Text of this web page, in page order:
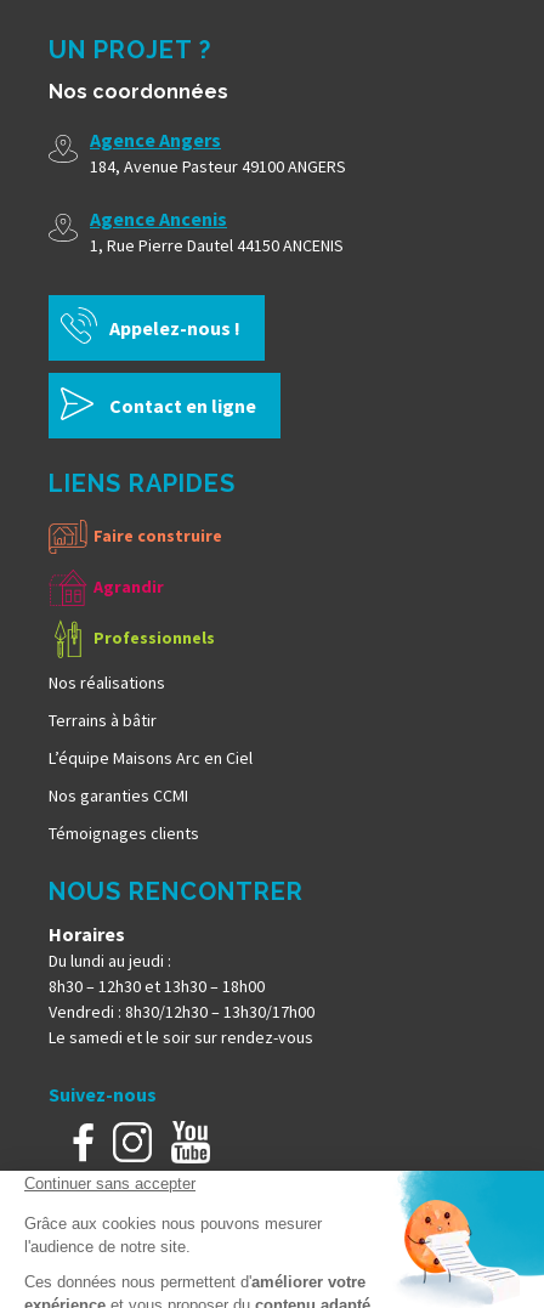
UN PROJET ?
Nos coordonnées
Agence Angers
184, Avenue Pasteur 49100 ANGERS
Agence Ancenis
1, Rue Pierre Dautel 44150 ANCENIS
Appelez-nous !
Contact en ligne
LIENS RAPIDES
Faire construire
Agrandir
Professionnels
Nos réalisations
Terrains à bâtir
L’équipe Maisons Arc en Ciel
Nos garanties CCMI
Témoignages clients
NOUS RENCONTRER
Horaires
Du lundi au jeudi :
8h30 – 12h30 et 13h30 – 18h00
Vendredi : 8h30/12h30 – 13h30/17h00
Le samedi et le soir sur rendez-vous
Suivez-nous
Accueil Mentions Légales
Politique de confidentialité